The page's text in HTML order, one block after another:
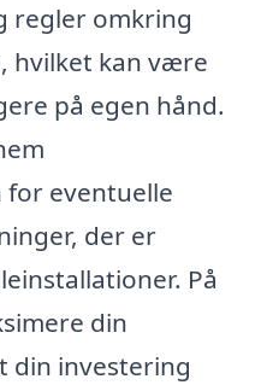
regler omkring
hvilket kan være
på egen hånd.
for eventuelle
der er
På
din
din investering